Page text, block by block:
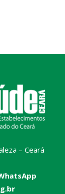
– Ceará